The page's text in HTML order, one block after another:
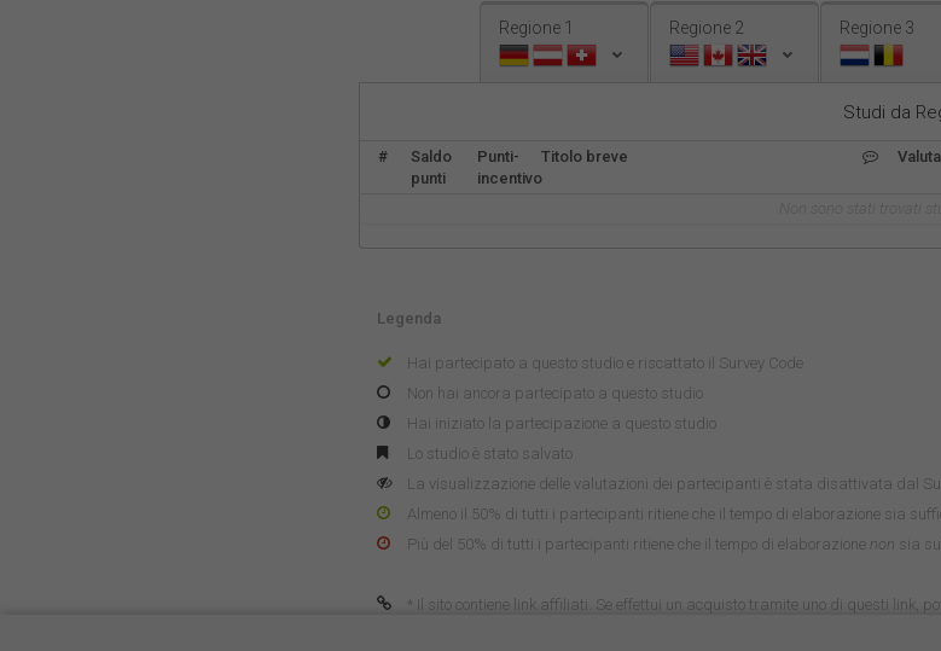
Regione 1 Regione 2 Regione 3
Studi da
#
Saldo
punti
Punti-
incentivo
Titolo breve
Legenda
Hai partecipato a questo studio e riscattato il Survey Code
Non hai ancora partecipato a questo studio
Hai iniziato la partecipazione a questo studio
Lo studio è stato salvato
La visualizzazione delle valutazioni dei partecipanti è stata disattivata dal
Almeno il 50% di tutti i partecipanti ritiene che il tempo di elaborazione sia
Più del 50% di tutti i partecipanti ritiene che il tempo di elaborazione non sia
* Il sito contiene link affiliati. Se effettui un acquisto tramite uno di questi link,